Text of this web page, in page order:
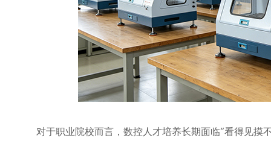
对于职业院校而言，数控人才培养长期面临“看得见摸